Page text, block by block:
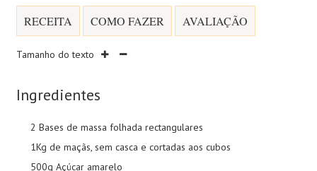
RECEITA COMO FAZER AVALIAÇÃO
Tamanho do texto
Ingredientes
2 Bases de massa folhada rectangulares
1Kg de maçãs, sem casca e cortadas aos cubos
500g Açúcar amarelo